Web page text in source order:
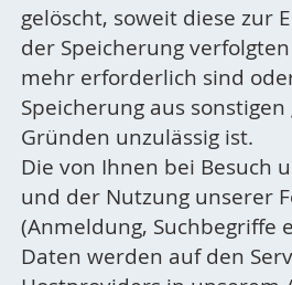
gelöscht, soweit diese zur
der Speicherung
mehr erforderlich sind
Speicherung aus
Gründen unzulässig ist.
Die von Ihnen bei Besuch
und der Nutzung unserer
(Anmeldung, Suchbegriffe
Daten werden auf den